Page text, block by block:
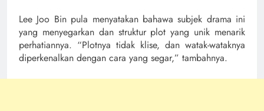
Lee Joo Bin pula menyatakan bahawa subjek drama ini
yang menyegarkan dan struktur plot yang unik menarik
perhatiannya. “Plotnya tidak klise, dan watak-wataknya
diperkenalkan dengan cara yang segar,” tambahnya.